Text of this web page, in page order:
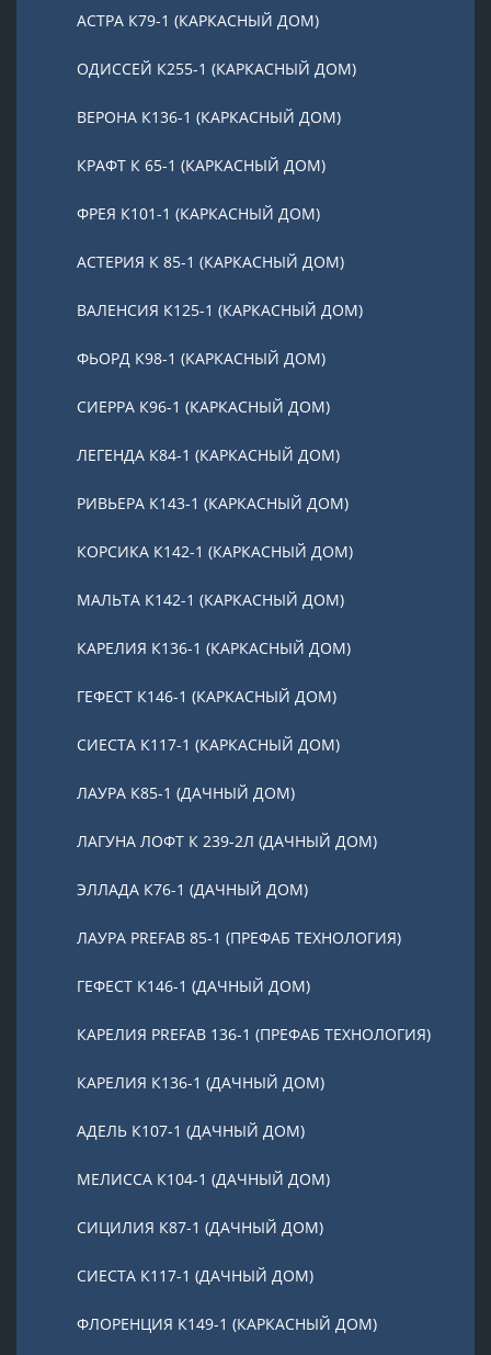
АСТРА К79-1 (КАРКАСНЫЙ ДОМ)
ОДИССЕЙ К255-1 (КАРКАСНЫЙ ДОМ)
ВЕРОНА К136-1 (КАРКАСНЫЙ ДОМ)
КРАФТ К 65-1 (КАРКАСНЫЙ ДОМ)
ФРЕЯ К101-1 (КАРКАСНЫЙ ДОМ)
АСТЕРИЯ К 85-1 (КАРКАСНЫЙ ДОМ)
ВАЛЕНСИЯ К125-1 (КАРКАСНЫЙ ДОМ)
ФЬОРД К98-1 (КАРКАСНЫЙ ДОМ)
СИЕРРА К96-1 (КАРКАСНЫЙ ДОМ)
ЛЕГЕНДА К84-1 (КАРКАСНЫЙ ДОМ)
РИВЬЕРА К143-1 (КАРКАСНЫЙ ДОМ)
КОРСИКА К142-1 (КАРКАСНЫЙ ДОМ)
МАЛЬТА К142-1 (КАРКАСНЫЙ ДОМ)
КАРЕЛИЯ К136-1 (КАРКАСНЫЙ ДОМ)
ГЕФЕСТ К146-1 (КАРКАСНЫЙ ДОМ)
СИЕСТА К117-1 (КАРКАСНЫЙ ДОМ)
ЛАУРА К85-1 (ДАЧНЫЙ ДОМ)
ЛАГУНА ЛОФТ К 239-2Л (ДАЧНЫЙ ДОМ)
ЭЛЛАДА К76-1 (ДАЧНЫЙ ДОМ)
ЛАУРА PREFAB 85-1 (ПРЕФАБ ТЕХНОЛОГИЯ)
ГЕФЕСТ К146-1 (ДАЧНЫЙ ДОМ)
КАРЕЛИЯ PREFAB 136-1 (ПРЕФАБ ТЕХНОЛОГИЯ)
КАРЕЛИЯ К136-1 (ДАЧНЫЙ ДОМ)
АДЕЛЬ К107-1 (ДАЧНЫЙ ДОМ)
МЕЛИССА К104-1 (ДАЧНЫЙ ДОМ)
СИЦИЛИЯ К87-1 (ДАЧНЫЙ ДОМ)
СИЕСТА К117-1 (ДАЧНЫЙ ДОМ)
ФЛОРЕНЦИЯ К149-1 (КАРКАСНЫЙ ДОМ)